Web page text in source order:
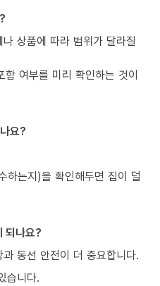
상품에 따라 범위가 달라질
함 여부를 미리 확인하는 것이
요?
하는지)을 확인해두면 집이 덜
되나요?
동선 안전이 더 중요합니다.
습니다.